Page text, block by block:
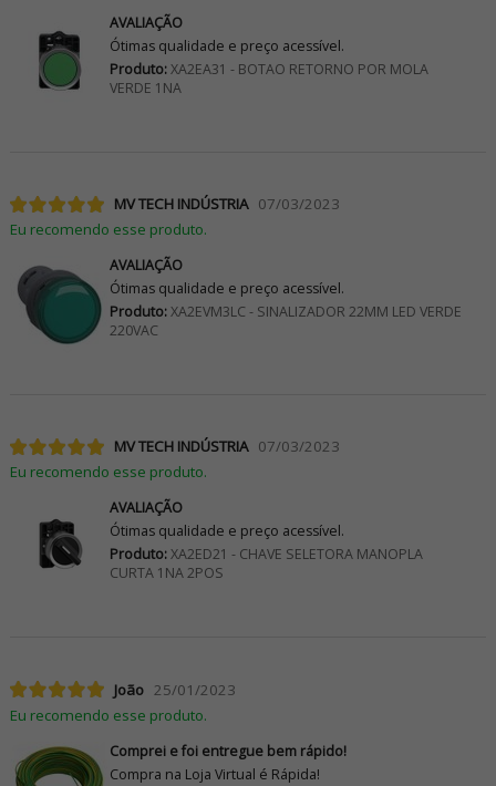
AVALIAÇÃO
Ótimas qualidade e preço acessível.
Produto:XA2EA31 - BOTAO RETORNO POR MOLA
VERDE 1NA
MV TECH INDÚSTRIA 07/03/2023
Eu recomendo esse produto.
AVALIAÇÃO
Ótimas qualidade e preço acessível.
Produto:XA2EVM3LC - SINALIZADOR 22MM LED VERDE
220VAC
MV TECH INDÚSTRIA 07/03/2023
Eu recomendo esse produto.
AVALIAÇÃO
Ótimas qualidade e preço acessível.
Produto:XA2ED21 - CHAVE SELETORA MANOPLA
CURTA 1NA 2POS
João 25/01/2023
Eu recomendo esse produto.
Comprei e foi entregue bem rápido!
Compra na Loja Virtual é Rápida!